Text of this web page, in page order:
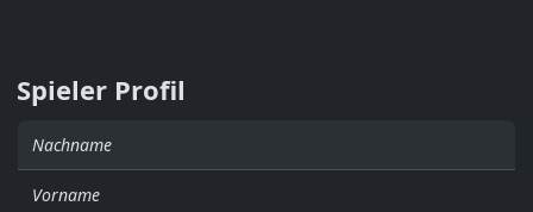
Spieler Profil
Nachname
Vorname